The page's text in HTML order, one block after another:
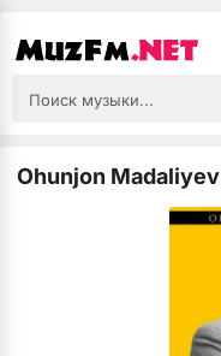
Ohunjon Madaliyev